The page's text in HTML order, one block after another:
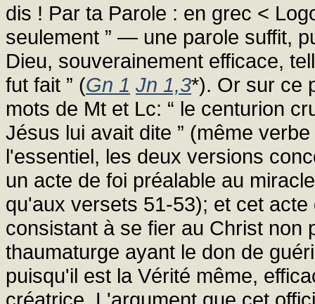
dis ! Par ta Parole : en grec <
seulement ” — une parole suffit,
Dieu, souverainement efficace,
fut fait ” (Gn 1 Jn 1,3*). Or sur ce
mots de Mt et Lc: “ le centurion
Jésus lui avait dite ” (même
l'essentiel, les deux versions
un acte de foi préalable au
qu'aux versets 51-53); et cet
consistant à se fier au Christ non
thaumaturge ayant le don de
puisqu'il est la Vérité même,
créatrice. L'argument que cet